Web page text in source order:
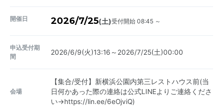
開催日 2026/7/25(土)受付開始 08:45 ～
申込受付期
間
2026/6/9(火)13:16～2026/7/25(土)00:00
会場
【集合/受付】新横浜公園内第三レストハウス前(当
日何かあった際の連絡は公式LINEよりご連絡くださ
い→https://lin.ee/6eOjviQ)